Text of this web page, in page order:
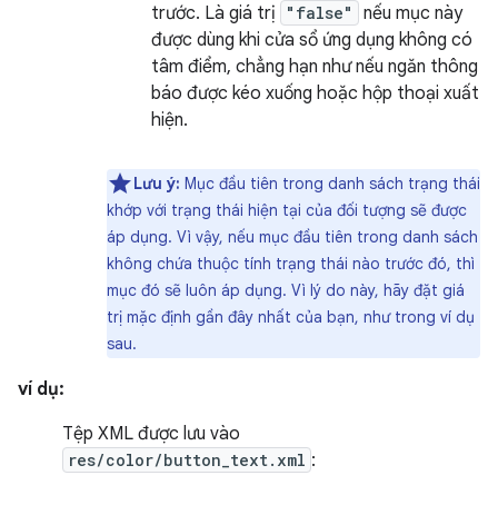
trước. Là giá trị
"false"
nếu mục này
được dùng khi cửa sổ ứng dụng không có
tâm điểm, chẳng hạn như nếu ngăn thông
báo được kéo xuống hoặc hộp thoại xuất
hiện.
Lưu ý: Mục đầu tiên trong danh sách trạng thái
khớp với trạng thái hiện tại của đối tượng sẽ được
áp dụng. Vì vậy, nếu mục đầu tiên trong danh sách
không chứa thuộc tính trạng thái nào trước đó, thì
mục đó sẽ luôn áp dụng. Vì lý do này, hãy đặt giá
trị mặc định gần đây nhất của bạn, như trong ví dụ
sau.
ví dụ:
Tệp XML được lưu vào
res/color/button_text.xml :